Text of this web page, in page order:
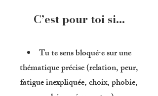
C’est pour toi si…
Tu te sens bloqué·e sur une
thématique précise (relation, peur,
fatigue inexpliquée, choix, phobie,